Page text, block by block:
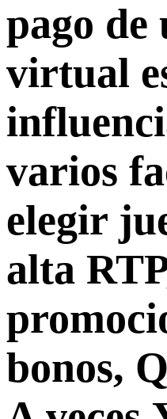
pago de
virtual
varios
elegir
alta
bonos,